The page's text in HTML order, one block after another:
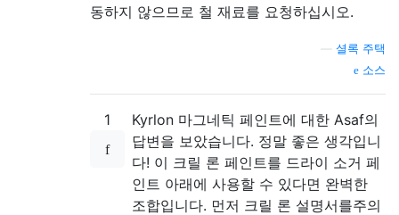
동하지 않으므로 철 재료를 요청하십시오.
셜록 주택
소스
1
Kyrlon 마그네틱 페인트에 대한 Asaf의
답변을 보았습니다. 정말 좋은 생각입니
다! 이 크릴 론 페인트를 드라이 소거 페
인트 아래에 사용할 수 있다면 완벽한
조합입니다. 먼저 크릴 론 설명서를주의